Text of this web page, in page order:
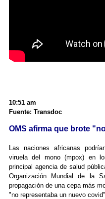
10:51 am
Fuente: Transdoc
OMS afirma que brote
Las naciones africanas
viruela del mono (mpox) en
principal agencia de salud
Organización Mundial de la
propagación de una cepa más
"no representaba un nuevo